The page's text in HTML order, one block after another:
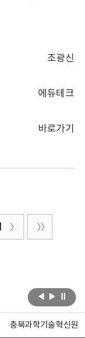
조광신
에듀테크
바로가기
충북과학기술혁신원